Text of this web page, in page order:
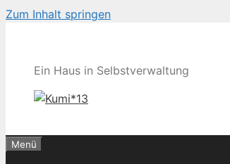
Zum Inhalt springen
Ein Haus in Selbstverwaltung
Menü